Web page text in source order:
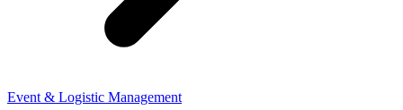
Event & Logistic Management